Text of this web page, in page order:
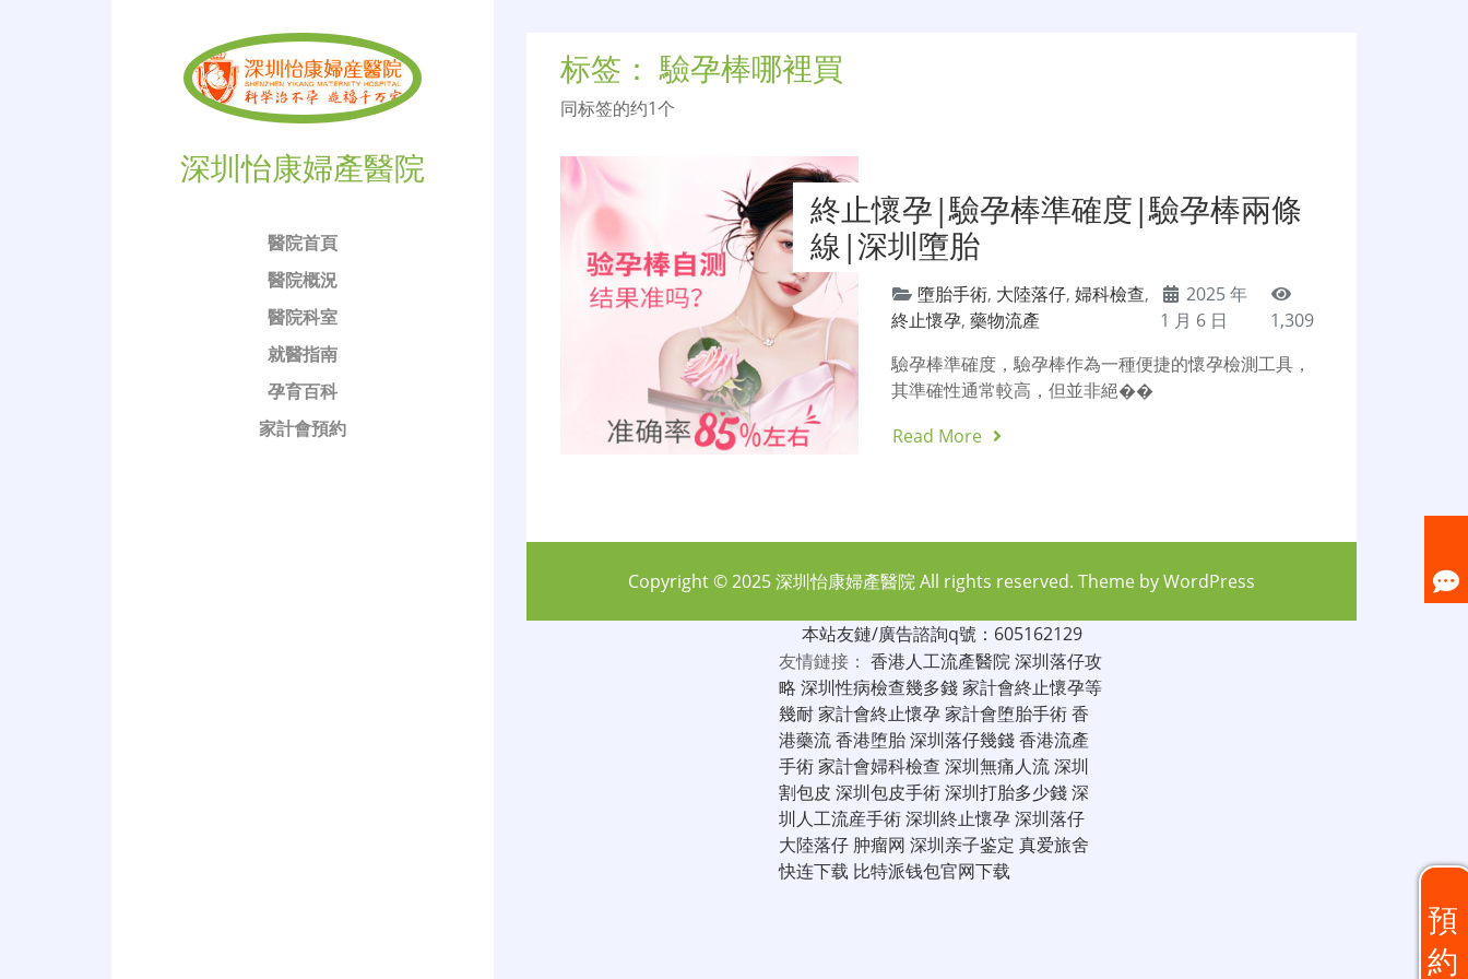
深圳怡康婦產醫院
醫院首頁
醫院概況
醫院科室
就醫指南
孕育百科
家計會預約
标签：驗孕棒哪裡買
同标签的约1个
終止懷孕|驗孕棒準確度|驗孕棒兩條
線|深圳墮胎
墮胎手術, 大陸落仔,婦科檢查,
終止懷孕,藥物流產
2025 年
1 月 6 日
1,309
驗孕棒準確度，驗孕棒作為一種便捷的懷孕檢測工具，
其準確性通常較高，但並非絕��
Read More
預
約
Copyright © 2025深圳怡康婦產醫院All rights reserved. Theme byWordPress
本站友鏈/廣告諮詢q號：605162129
友情鏈接： 香港人工流產醫院深圳落仔攻
略 深圳性病檢查幾多錢家計會終止懷孕等
幾耐家計會終止懷孕家計會堕胎手術香
港藥流香港堕胎深圳落仔幾錢香港流產
手術家計會婦科檢查 深圳無痛人流深圳
割包皮 深圳包皮手術深圳打胎多少錢深
圳人工流産手術深圳終止懷孕深圳落仔
大陸落仔 肿瘤网 深圳亲子鉴定 真爱旅舍
快连下载 比特派钱包官网下载